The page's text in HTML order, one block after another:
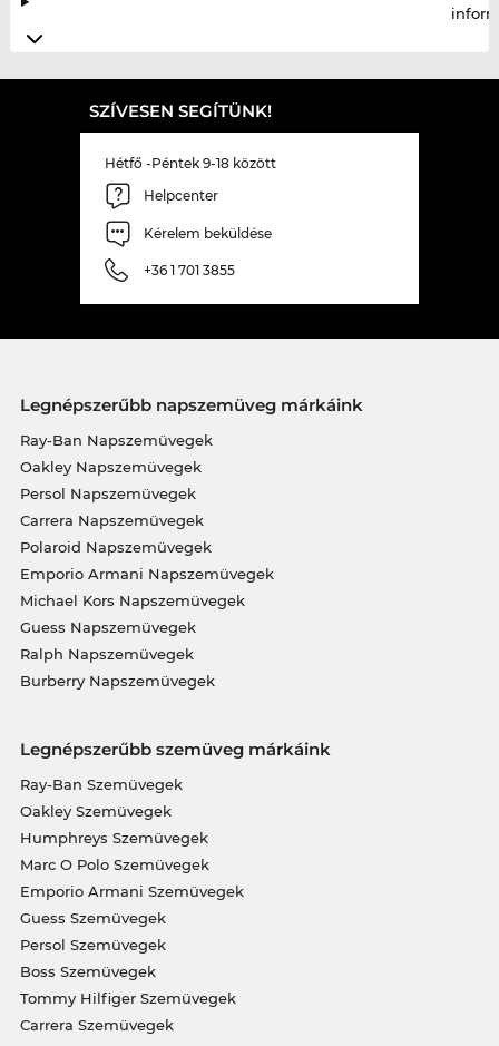
SZÍVESEN SEGÍTÜNK!
Hétfő -Péntek 9-18 között
Helpcenter
Kérelem beküldése
+36 1 701 3855
Legnépszerűbb napszemüveg márkáink
Ray-Ban Napszemüvegek
Oakley Napszemüvegek
Persol Napszemüvegek
Carrera Napszemüvegek
Polaroid Napszemüvegek
Emporio Armani Napszemüvegek
Michael Kors Napszemüvegek
Guess Napszemüvegek
Ralph Napszemüvegek
Burberry Napszemüvegek
Legnépszerűbb szemüveg márkáink
Ray-Ban Szemüvegek
Oakley Szemüvegek
Humphreys Szemüvegek
Marc O Polo Szemüvegek
Emporio Armani Szemüvegek
Guess Szemüvegek
Persol Szemüvegek
Boss Szemüvegek
Tommy Hilfiger Szemüvegek
Carrera Szemüvegek